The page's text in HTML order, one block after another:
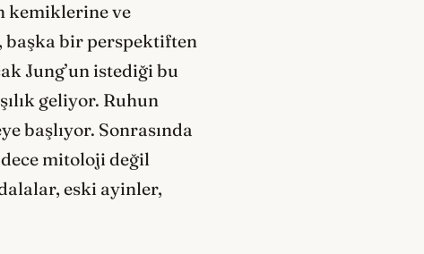
kemiklerine ve
başka bir perspektiften
Jung’un istediği bu
geliyor. Ruhun
başlıyor. Sonrasında
mitoloji değil
eski ayinler,